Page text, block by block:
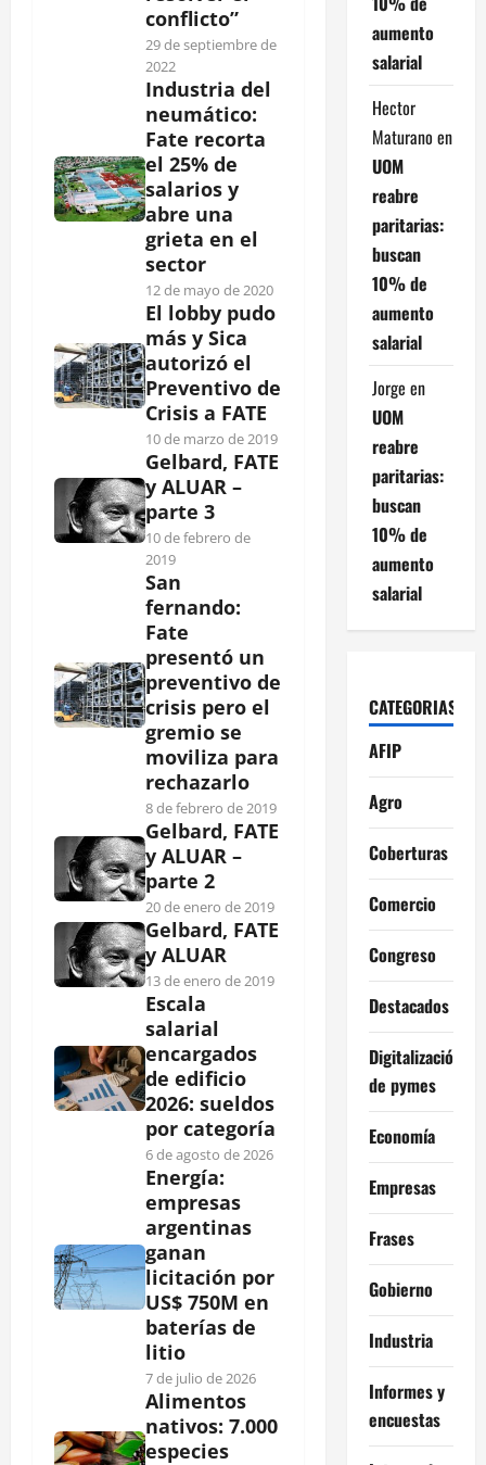
conflicto”
29 de septiembre de
2022
Industria del
neumático:
Fate recorta
el 25% de
salarios y
abre una
grieta en el
sector
12 de mayo de 2020
El lobby pudo
más y Sica
autorizó el
Preventivo de
Crisis a FATE
10 de marzo de 2019
Gelbard, FATE
y ALUAR –
parte 3
10 de febrero de
2019
San
fernando:
Fate
presentó un
preventivo de
crisis pero el
gremio se
moviliza para
rechazarlo
8 de febrero de 2019
Gelbard, FATE
y ALUAR –
parte 2
20 de enero de 2019
Gelbard, FATE
y ALUAR
13 de enero de 2019
Escala
salarial
encargados
de edificio
2026: sueldos
por categoría
6 de agosto de 2026
Energía:
empresas
argentinas
ganan
licitación por
US$ 750M en
baterías de
litio
7 de julio de 2026
Alimentos
nativos: 7.000
especies
aumento
salarial
Hector
Maturano en
UOM
reabre
paritarias:
buscan
10% de
aumento
salarial
Jorge en
UOM
reabre
paritarias:
buscan
10% de
aumento
salarial
CATEGORIAS
AFIP
Agro
Coberturas
Comercio
Congreso
Destacados
Digitalización
de pymes
Economía
Empresas
Frases
Gobierno
Industria
Informes y
encuestas